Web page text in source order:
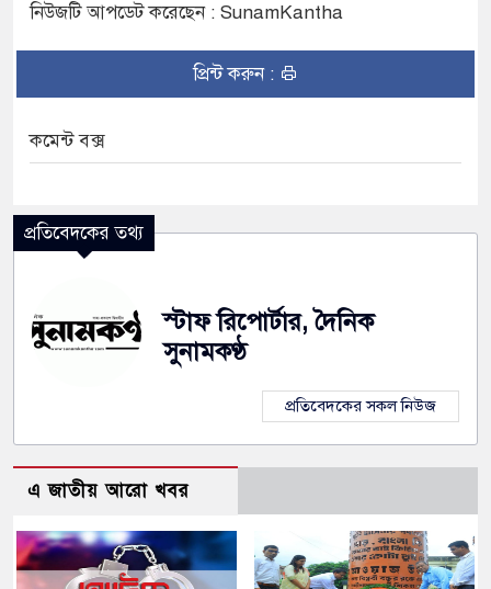
নিউজটি আপডেট করেছেন : SunamKantha
প্রিন্ট করুন :
কমেন্ট বক্স
প্রতিবেদকের তথ্য
স্টাফ রিপোর্টার, দৈনিক
সুনামকণ্ঠ
প্রতিবেদকের সকল নিউজ
এ জাতীয় আরো খবর